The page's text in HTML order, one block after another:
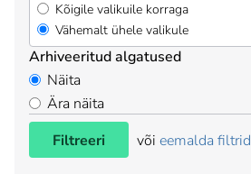
Kõigile valikuile korraga
Vähemalt ühele valikule
Arhiveeritud algatused
Näita
Ära näita
Filtreeri
või eemalda filtrid